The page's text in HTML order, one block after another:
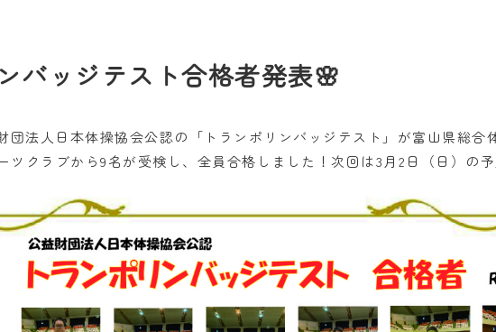
バッジテスト合格者発表🌸
団法人日本体操協会公認の「トランポリンバッジテスト」が富山県総合
ツクラブから9名が受検し、全員合格しました！次回は3月2日（日）の予